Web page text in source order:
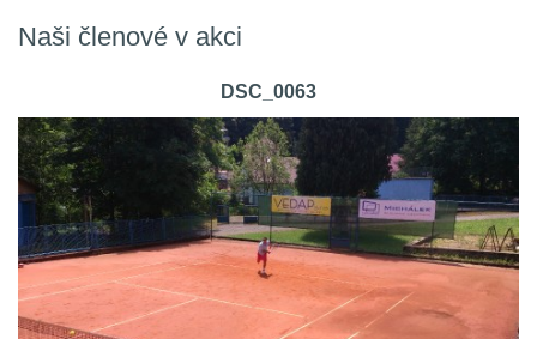
Naši členové v akci
DSC_0063